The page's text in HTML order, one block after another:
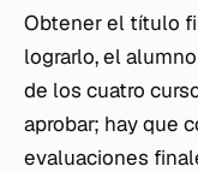
Obtener el título
lograrlo, el
de los cuatro
aprobar; hay que
evaluaciones